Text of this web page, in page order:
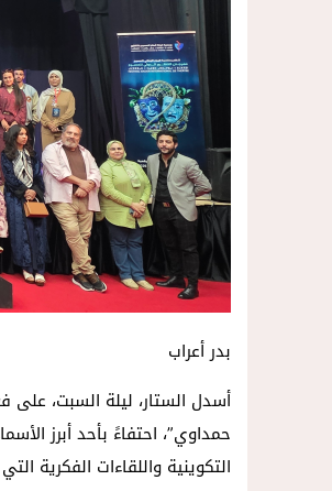
بدر أعراب
أسدل الستار، ليلة السبت، على
حمداوي”، احتفاءً بأحد أبرز
التكوينية واللقاءات الفكرية